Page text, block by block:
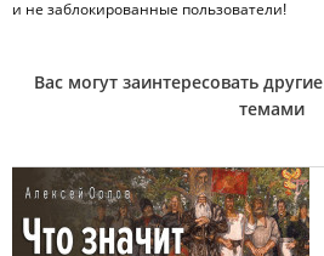
и не заблокированные пользователи!
Вас могут заинтересовать
темами